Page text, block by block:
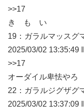
>>17
き も い
19： ガラルマッスグ
2025/03/02 13:35:49
>>17
オーダイル卑怯やろ
22： ガラルジグザグ
2025/03/02 13:37:09